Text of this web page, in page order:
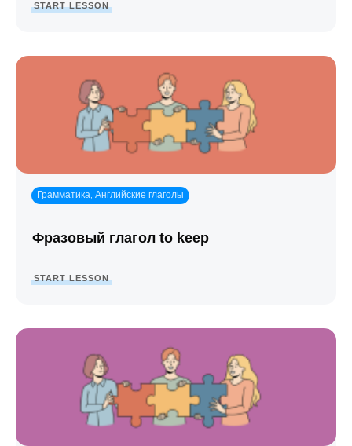
START LESSON
Грамматика, Английские глаголы
Фразовый глагол to keep
START LESSON